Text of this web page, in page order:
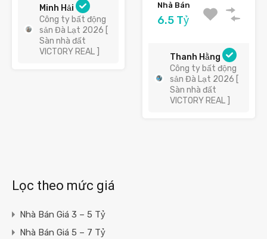
Minh Hải
Công ty bất động
sản Đà Lạt 2026 [
Sàn nhà đất
VICTORY REAL ]
Nhà Bán
6.5 Tỷ
Thanh Hằng
Công ty bất động
sản Đà Lạt 2026 [
Sàn nhà đất
VICTORY REAL ]
Lọc theo mức giá
Nhà Bán Giá 3 – 5 Tỷ
Nhà Bán Giá 5 – 7 Tỷ